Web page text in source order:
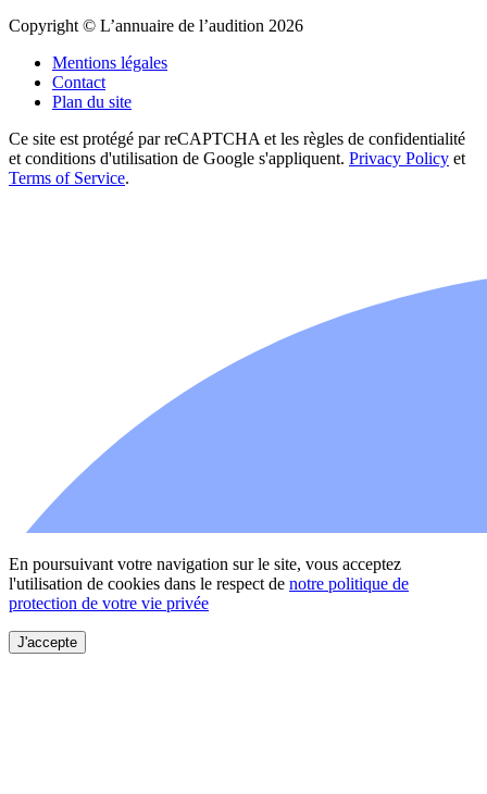
Copyright © L’annuaire de l’audition 2026
Mentions légales
Contact
Plan du site
Ce site est protégé par reCAPTCHA et les règles de confidentialité
et conditions d'utilisation de Google s'appliquent. Privacy Policy et
Terms of Service.
En poursuivant votre navigation sur le site, vous acceptez
l'utilisation de cookies dans le respect de notre politique de
protection de votre vie privée
J'accepte